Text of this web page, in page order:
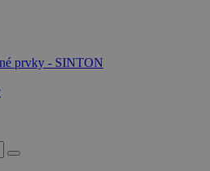
prvky - SINTON